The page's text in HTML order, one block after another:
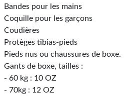
Bandes pour les mains
Coquille pour les garçons
Coudières
Protèges tibias-pieds
Pieds nus ou chaussures de boxe.
Gants de boxe, tailles :
- 60 kg : 10 OZ
- 70kg : 12 OZ